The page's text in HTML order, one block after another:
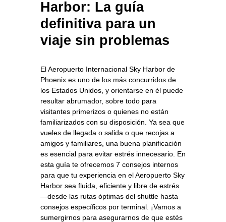
Harbor: La guía
definitiva para un
viaje sin problemas
El Aeropuerto Internacional Sky Harbor de
Phoenix es uno de los más concurridos de
los Estados Unidos, y orientarse en él puede
resultar abrumador, sobre todo para
visitantes primerizos o quienes no están
familiarizados con su disposición. Ya sea que
vueles de llegada o salida o que recojas a
amigos y familiares, una buena planificación
es esencial para evitar estrés innecesario. En
esta guía te ofrecemos 7 consejos internos
para que tu experiencia en el Aeropuerto Sky
Harbor sea fluida, eficiente y libre de estrés
—desde las rutas óptimas del shuttle hasta
consejos específicos por terminal. ¡Vamos a
sumergirnos para asegurarnos de que estés